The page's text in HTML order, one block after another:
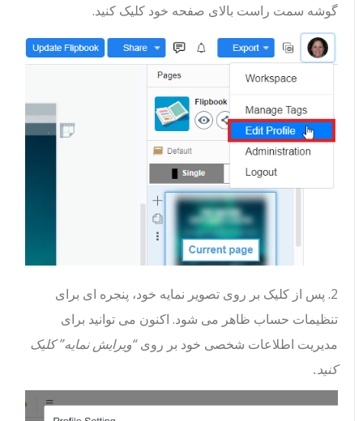
گوشه سمت راست بالای صفحه خود کلیک کنید.
2. پس از کلیک بر روی تصویر نمایه خود، پنجره ای برای
تنظیمات حساب ظاهر می شود. اکنون می توانید برای
مدیریت اطلاعات شخصی خود بر روی“ویرایش نمایه” کلیک
کنید.